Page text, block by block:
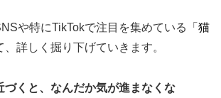
や特にTikTokで注目を集めている「 猫
、詳しく掘り下げていきます。
づくと、なんだか気が進まなくな